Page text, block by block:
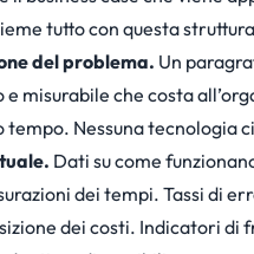
tutto con questa
del problema. Un
e misurabile che costa
tempo. Nessuna tecnologia
Dati su come
dei tempi. Tassi di
dei costi. Indicatori di